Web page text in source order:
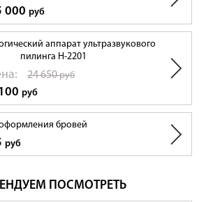
000 руб
аппарат ультразвукового
пилинга Н-2201
24 650руб
руб
бровей
руб
ПОСМОТРЕТЬ